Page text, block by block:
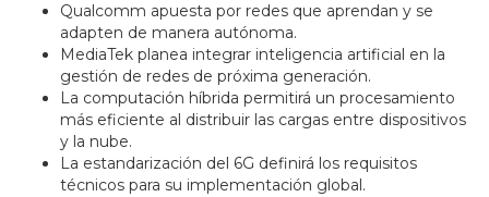
Qualcomm apuesta por redes que aprendan y se
adapten de manera autónoma.
MediaTek planea integrar inteligencia artificial en la
gestión de redes de próxima generación.
La computación híbrida permitirá un procesamiento
más eficiente al distribuir las cargas entre dispositivos
y la nube.
La estandarización del 6G definirá los requisitos
técnicos para su implementación global.